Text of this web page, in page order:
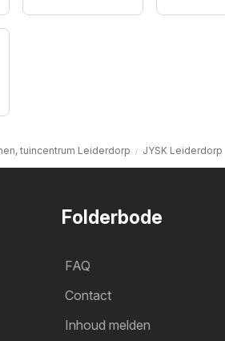
tuincentrum Leiderdorp JYSK Leiderdorp
Folderbode
FAQ
Contact
Inhoud melden